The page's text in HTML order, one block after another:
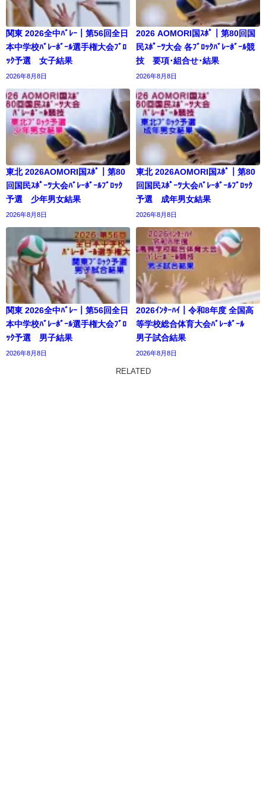
関東 2026全中ﾊﾞﾚｰ｜第56回全日
本中学校ﾊﾞﾚｰﾎﾞｰﾙ選手権大会ﾌﾞﾛ
ｯｸ予選 女子結果
2026年8月8日
2026 AOMORI国ｽﾎﾟ｜第80回国
民ｽﾎﾟｰﾂ大会 各ﾌﾞﾛｯｸﾊﾞﾚｰﾎﾞｰﾙ競
技 要項･組合せ･結果
2026年8月8日
東北 2026AOMORI国ｽﾎﾟ｜第80
回国民ｽﾎﾟｰﾂ大会ﾊﾞﾚｰﾎﾞｰﾙﾌﾞﾛｯｸ
予選 少年男女結果
2026年8月8日
東北 2026AOMORI国ｽﾎﾟ｜第80
回国民ｽﾎﾟｰﾂ大会ﾊﾞﾚｰﾎﾞｰﾙﾌﾞﾛｯｸ
予選 成年男女結果
2026年8月8日
関東 2026全中ﾊﾞﾚｰ｜第56回全日
本中学校ﾊﾞﾚｰﾎﾞｰﾙ選手権大会ﾌﾞﾛ
ｯｸ予選 男子結果
2026年8月8日
2026ｲﾝﾀｰﾊｲ｜令和8年度 全国高
等学校総合体育大会ﾊﾞﾚｰﾎﾞｰﾙ
男子試合結果
2026年8月8日
RELATED